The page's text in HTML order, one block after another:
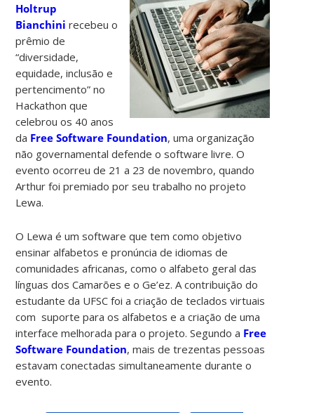
Holtrup
Bianchini recebeu o
prêmio de
“diversidade,
equidade, inclusão e
pertencimento” no
Hackathon que
celebrou os 40 anos
da Free Software Foundation, uma organização
não governamental defende o software livre. O
evento ocorreu de 21 a 23 de novembro, quando
Arthur foi premiado por seu trabalho no projeto
Lewa.
O Lewa é um software que tem como objetivo
ensinar alfabetos e pronúncia de idiomas de
comunidades africanas, como o alfabeto geral das
línguas dos Camarões e o Ge’ez. A contribuição do
estudante da UFSC foi a criação de teclados virtuais
com suporte para os alfabetos e a criação de uma
interface melhorada para o projeto. Segundo a Free
Software Foundation, mais de trezentas pessoas
estavam conectadas simultaneamente durante o
evento.